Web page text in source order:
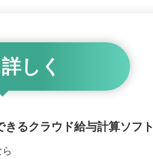
しく
きるクラウド給与計算ソフト